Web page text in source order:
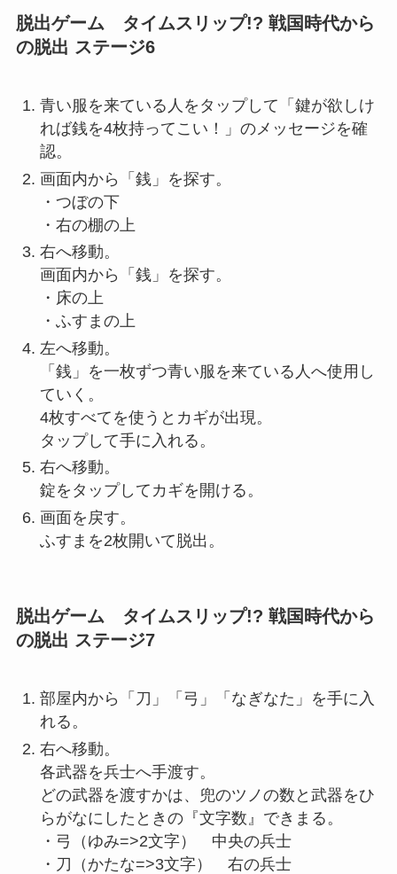
脱出ゲーム タイムスリップ!? 戦国時代から
の脱出 ステージ6
青い服を来ている人をタップして「鍵が欲しけ
れば銭を4枚持ってこい！」のメッセージを確
認。
画面内から「銭」を探す。
・つぼの下
・右の棚の上
右へ移動。
画面内から「銭」を探す。
・床の上
・ふすまの上
左へ移動。
「銭」を一枚ずつ青い服を来ている人へ使用し
ていく。
4枚すべてを使うとカギが出現。
タップして手に入れる。
右へ移動。
錠をタップしてカギを開ける。
画面を戻す。
ふすまを2枚開いて脱出。
脱出ゲーム タイムスリップ!? 戦国時代から
の脱出 ステージ7
部屋内から「刀」「弓」「なぎなた」を手に入
れる。
右へ移動。
各武器を兵士へ手渡す。
どの武器を渡すかは、兜のツノの数と武器をひ
らがなにしたときの『文字数』できまる。
・弓（ゆみ=>2文字） 中央の兵士
・刀（かたな=>3文字） 右の兵士